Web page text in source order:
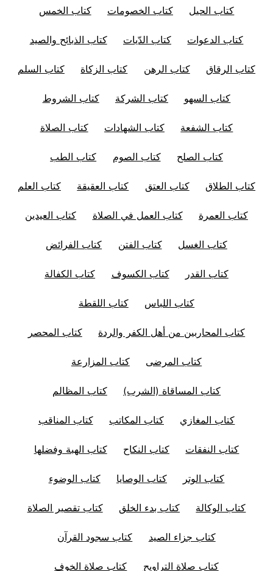
كتاب الحيل كتاب الخصومات كتاب الخمس
كتاب الدعوات كتاب الدّيات كتاب الذبائح والصيد
كتاب الرقاق كتاب الرهن كتاب الزكاة كتاب السلم
كتاب السهو كتاب الشركة كتاب الشروط
كتاب الشفعة كتاب الشهادات كتاب الصلاة
كتاب الصلح كتاب الصوم كتاب الطب
كتاب الطلاق كتاب العتق كتاب العقيقة كتاب العلم
كتاب العمرة كتاب العمل في الصلاة كتاب العيدين
كتاب الغسل كتاب الفتن كتاب الفرائض
كتاب القدر كتاب الكسوف كتاب الكفالة
كتاب اللباس كتاب اللقطة
كتاب المحاربين من أهل الكفر والردة كتاب المحصر
كتاب المرضى كتاب المزارعة
كتاب المساقاة (الشرب) كتاب المظالم
كتاب المغازي كتاب المكاتب كتاب المناقب
كتاب النفقات كتاب النكاح كتاب الهبة وفضلها
كتاب الوتر كتاب الوصايا كتاب الوضوء
كتاب الوكالة كتاب بدء الخلق كتاب تقصير الصلاة
كتاب جزاء الصيد كتاب سجود القرآن
كتاب صلاة التراويح كتاب صلاة الخوف